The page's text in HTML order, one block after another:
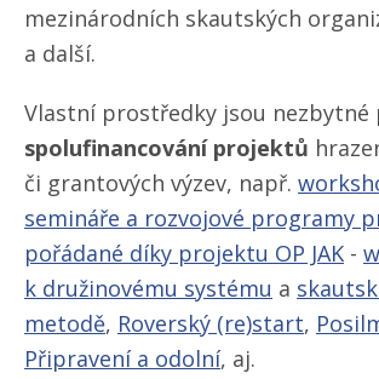
mezinárodních skautských
a další.
Vlastní prostředky jsou nezbytné
spolufinancování projektů
či grantových výzev, např.
semináře a rozvojové programy
pořádané díky projektu OP JAK -
k družinovému systému a
metodě, Roverský (re)start,
Připravení a odolní, aj.